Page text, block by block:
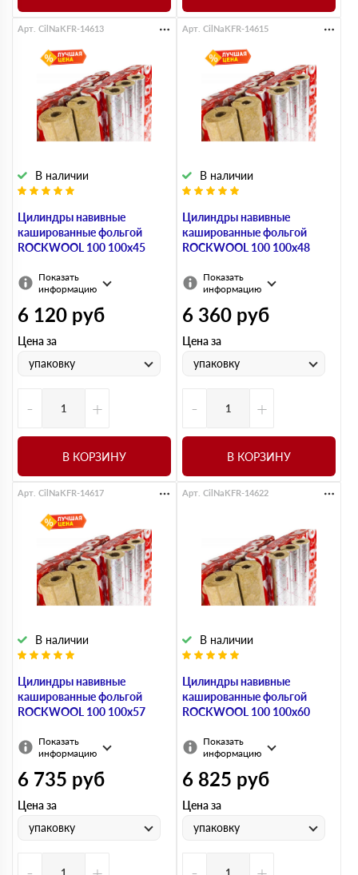
Цилиндры навивные
кашированные фольгой
ROCKWOOL 100 100х45
В наличии
Арт. CilNaKFR-14613
Показать
информацию
6 120 руб
Цена за
упаковку
- +
В КОРЗИНУ
Цилиндры навивные
кашированные фольгой
ROCKWOOL 100 100х48
В наличии
Арт. CilNaKFR-14615
Показать
информацию
6 360 руб
Цена за
упаковку
- +
В КОРЗИНУ
Цилиндры навивные
кашированные фольгой
ROCKWOOL 100 100х57
В наличии
Арт. CilNaKFR-14617
Показать
информацию
6 735 руб
Цена за
упаковку
Цилиндры навивные
кашированные фольгой
ROCKWOOL 100 100х60
В наличии
Арт. CilNaKFR-14622
Показать
информацию
6 825 руб
Цена за
упаковку